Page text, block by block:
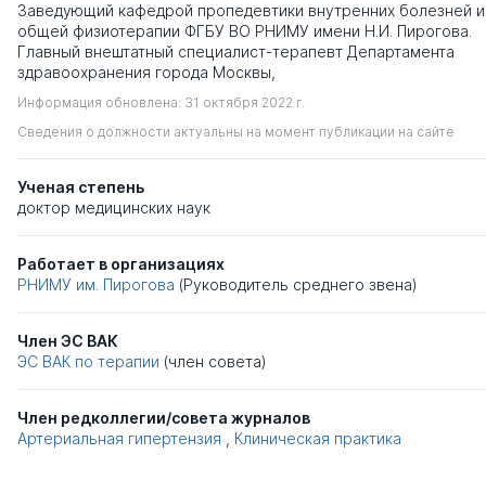
Заведующий кафедрой пропедевтики внутренних болезней и
общей физиотерапии ФГБУ ВО РНИМУ имени Н.И. Пирогова.
Главный внештатный специалист-терапевт Департамента
здравоохранения города Москвы,
Информация обновлена: 31 октября 2022 г.
Сведения о должности актуальны на момент публикации на сайте
Ученая степень
доктор медицинских наук
Работает в организациях
РНИМУ им. Пирогова (Руководитель среднего звена)
Член ЭС ВАК
ЭС ВАК по терапии (член совета)
Член редколлегии/совета журналов
Артериальная гипертензия
Клиническая практика